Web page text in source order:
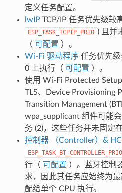
定义任务配置。
lwIP TCP/IP 任务优先级较
ESP_TASK_TCPIP_PRIO ) 且并
（ 可配置 ）。
Wi-Fi 驱动程序 任务优先
0 上执行（ 可配置 ）。
使用 Wi-Fi Protected
TLS、Device Provisioning
Transition Management
wpa_supplicant 组件可能
务 (2)，这些任务并未固定
控制器 （Controller）& HCI
ESP_TASK_BT_CONTROLLER_PRIO
行（ 可配置 ）。蓝牙控制
求，因此其任务应始终为
配给单个 CPU 执行。